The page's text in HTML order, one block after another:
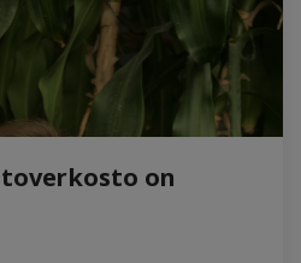
on